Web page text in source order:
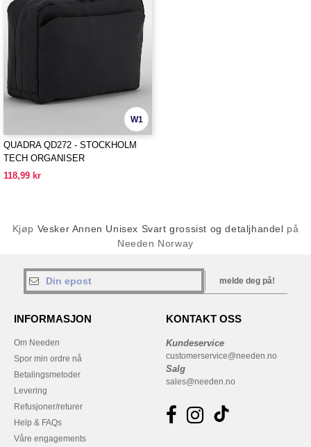
W1
QUADRA QD272 - STOCKHOLM
TECH ORGANISER
118,99 kr
Kjøp Vesker Annen Unisex Svart grossist og detaljhandel på
Needen Norway
melde deg på!
INFORMASJON
Om Needen
Spor min ordre nå
Betalingsmetoder
Levering
Refusjoner/returer
Help & FAQs
Våre engagements
KONTAKT OSS
Kundeservice
customerservice@needen.no
Salg
sales@needen.no